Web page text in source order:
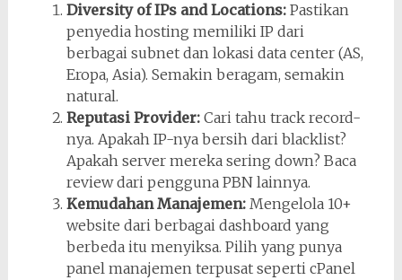
Diversity of IPs and Locations:Pastikan
penyedia hosting memiliki IP dari
berbagai subnet dan lokasi data center (AS,
Eropa, Asia). Semakin beragam, semakin
natural.
Reputasi Provider:Cari tahu track record-
nya. Apakah IP-nya bersih dari blacklist?
Apakah server mereka sering down? Baca
review dari pengguna PBN lainnya.
Kemudahan Manajemen:Mengelola 10+
website dari berbagai dashboard yang
berbeda itu menyiksa. Pilih yang punya
panel manajemen terpusat seperti cPanel